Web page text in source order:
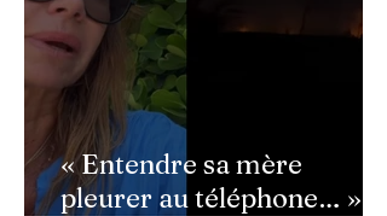
« Entendre sa mère
pleurer au téléphone… » :